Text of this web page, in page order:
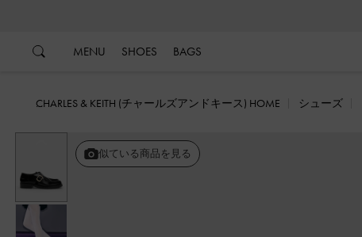
MENU SHOES BAGS
CHARLES & KEITH (チャールズアンドキース) HOME シューズ
似ている商品を見る